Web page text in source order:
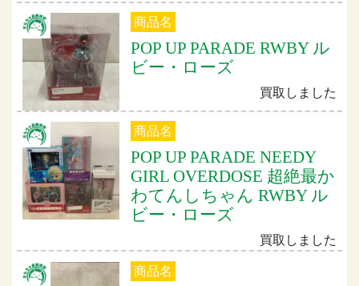
商品名
POP UP PARADE RWBY ル
ビー・ローズ
買取しました
商品名
POP UP PARADE NEEDY
GIRL OVERDOSE 超絶最か
わてんしちゃん RWBY ル
ビー・ローズ
買取しました
商品名